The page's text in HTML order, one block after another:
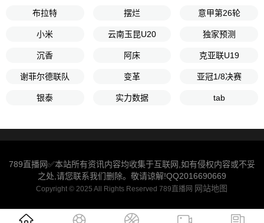
布拉特 摆烂 意甲第26轮
小米 云南玉昆U20 独家预测
沉香 阿床 克亚联U19
谢菲尔德联队 变革 亚冠1/8决赛
银泰 实力数据 tab
789直播网✅本站所有资讯内容均收集于互联网,如有侵权内容或不妥
之处,请您联系我们删除。敬请谅解!QQ2016690669
Copyright © 2025 All Rights Reserved 789直播网 网站地图